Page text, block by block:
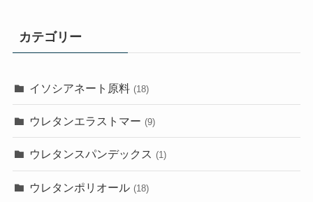
カテゴリー
イソシアネート原料 (18)
ウレタンエラストマー (9)
ウレタンスパンデックス (1)
ウレタンポリオール (18)